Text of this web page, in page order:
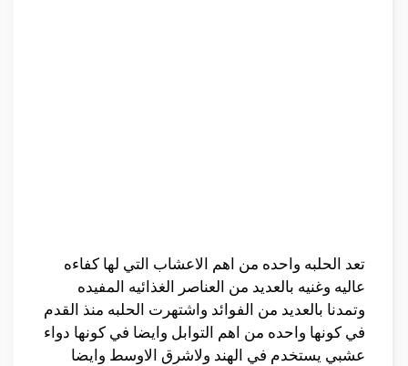
تعد الحلبه واحده من اهم الاعشاب التي لها كفاءه
عاليه وغنيه بالعديد من العناصر الغذائيه المفيده
وتمدنا بالعديد من الفوائد واشتهرت الحلبه منذ القدم
في كونها واحده من اهم التوابل وايضا في كونها دواء
عشبي يستخدم في الهند ولاشرق الاوسط وايضا